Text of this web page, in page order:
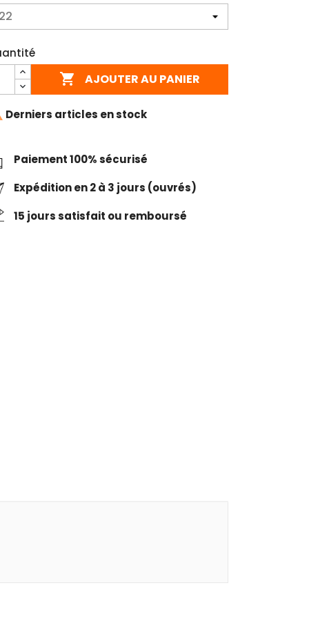
 AJOUTER AU PANIER
Derniers articles en stock
Paiement 100% sécurisé
Expédition en 2 à 3 jours (ouvrés)
15 jours satisfait ou remboursé